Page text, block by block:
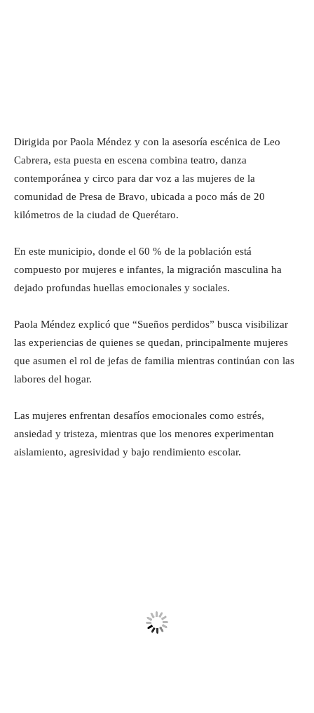
Dirigida por Paola Méndez y con la asesoría escénica de Leo
Cabrera, esta puesta en escena combina teatro, danza
contemporánea y circo para dar voz a las mujeres de la
comunidad de Presa de Bravo, ubicada a poco más de 20
kilómetros de la ciudad de Querétaro.
En este municipio, donde el 60 % de la población está
compuesto por mujeres e infantes, la migración masculina ha
dejado profundas huellas emocionales y sociales.
Paola Méndez explicó que “Sueños perdidos” busca visibilizar
las experiencias de quienes se quedan, principalmente mujeres
que asumen el rol de jefas de familia mientras continúan con las
labores del hogar.
Las mujeres enfrentan desafíos emocionales como estrés,
ansiedad y tristeza, mientras que los menores experimentan
aislamiento, agresividad y bajo rendimiento escolar.